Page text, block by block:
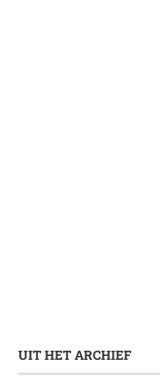
UIT HET ARCHIEF